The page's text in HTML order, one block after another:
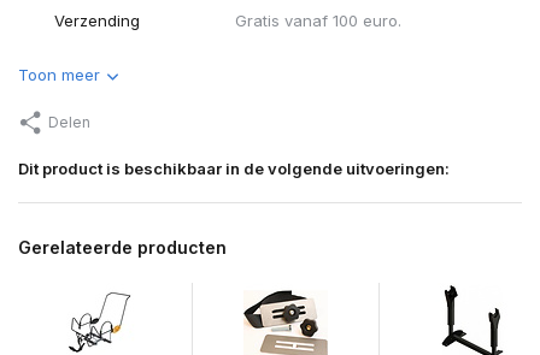
Verzending Gratis vanaf 100 euro.
Toon meer
Delen
Dit product is beschikbaar in de volgende uitvoeringen:
Gerelateerde producten